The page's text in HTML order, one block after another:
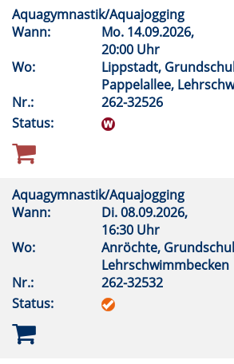
Aquagymnastik/Aquajogging
Wann:
Mo. 14.09.2026,
20:00 Uhr
Wo:
Lippstadt,
Pappelallee,
Nr.:
262-32526
Status:
Aquagymnastik/Aquajogging
Wann:
Di.08.09.2026,
16:30 Uhr
Wo:
Anröchte,
Lehrschwimmbecken
Nr.:
262-32532
Status: